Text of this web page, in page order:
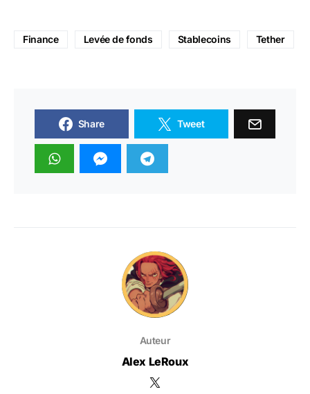
Finance Levée de fonds Stablecoins Tether
Share Tweet
Auteur
Alex LeRoux